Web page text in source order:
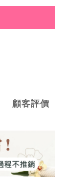
顧客評價